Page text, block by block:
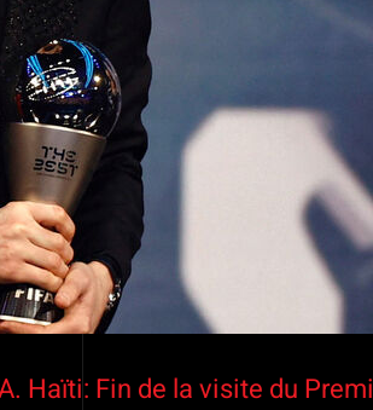
Haïti: Fin de la visite du